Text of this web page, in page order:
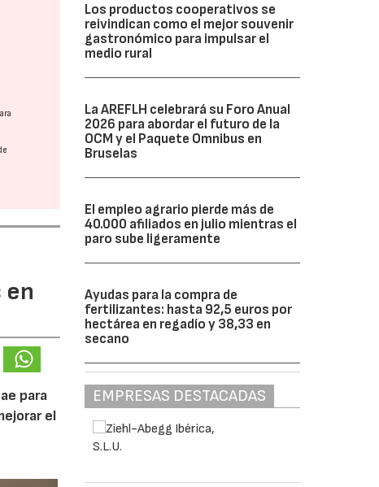
para
el
Los productos cooperativos se
reivindican como el mejor souvenir
gastronómico para impulsar el
medio rural
La AREFLH celebrará su Foro Anual
2026 para abordar el futuro de la
OCM y el Paquete Omnibus en
Bruselas
El empleo agrario pierde más de
40.000 afiliados en julio mientras el
paro sube ligeramente
Ayudas para la compra de
fertilizantes: hasta 92,5 euros por
hectárea en regadío y 38,33 en
secano
EMPRESAS DESTACADAS